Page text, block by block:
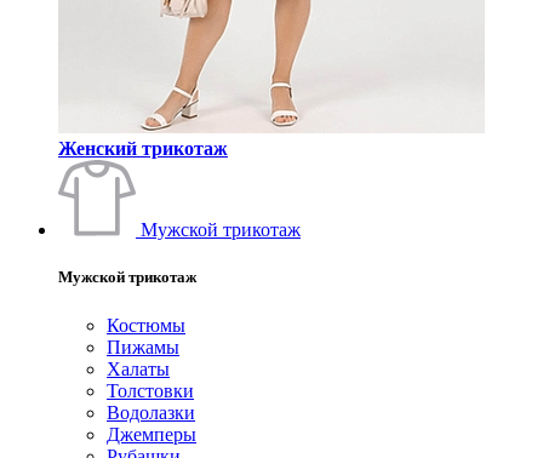
Женский трикотаж
Мужской трикотаж
Мужской трикотаж
Костюмы
Пижамы
Халаты
Толстовки
Водолазки
Джемперы